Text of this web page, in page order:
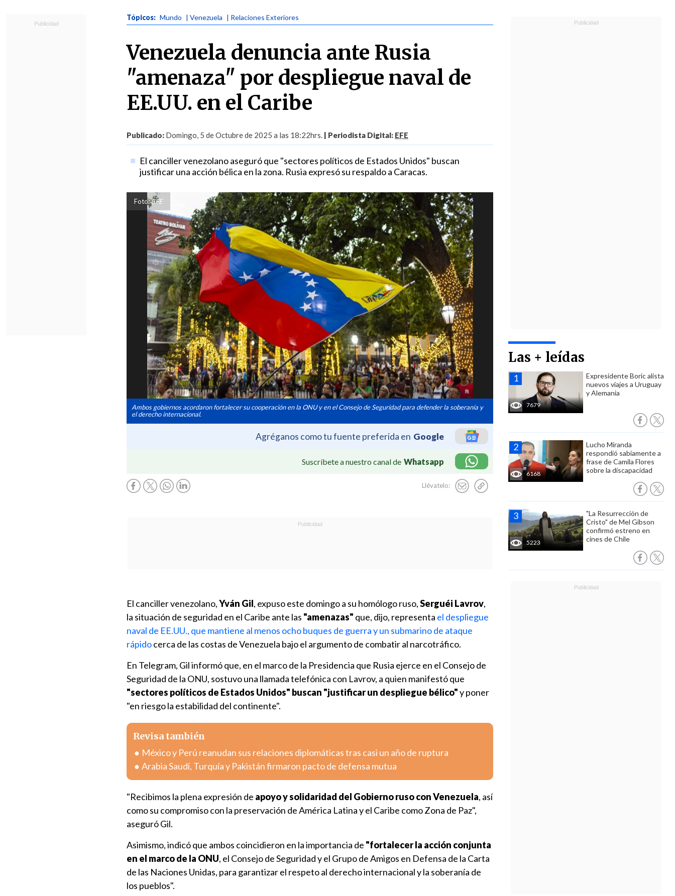
Tópicos: Mundo | Venezuela | Relaciones Exteriores
Venezuela denuncia ante Rusia
"amenaza" por despliegue naval de
EE.UU. en el Caribe
Publicado: Domingo, 5 de Octubre de 2025 a las 18:22hrs. | Periodista Digital: EFE
El canciller venezolano aseguró que "sectores políticos de Estados Unidos" buscan
justificar una acción bélica en la zona. Rusia expresó su respaldo a Caracas.
Foto:EFE
Ambos gobiernos acordaron fortalecer su cooperación en la ONU y en el Consejo de Seguridad para defender la soberanía y
el derecho internacional.
Agréganos como tu fuente preferida en Google
Suscríbete a nuestro canal de Whatsapp
Llévatelo:
Las + leídas
7679
Expresidente Boric alista
nuevos viajes a Uruguay
y Alemania
6168
Lucho Miranda
respondió sabiamente a
frase de Camila Flores
sobre la discapacidad
5223
"La Resurrección de
Cristo" de Mel Gibson
confirmó estreno en
cines de Chile
El canciller venezolano,Yván Gil, expuso este domingo a su homólogo ruso,Serguéi Lavrov,
la situación de seguridad en el Caribe ante las "amenazas" que, dijo, representa el despliegue
naval de EE.UU., que mantiene al menos ocho buques de guerra y un submarino de ataque
rápidocerca de las costas de Venezuela bajo el argumento de combatir al narcotráfico.
En Telegram, Gil informó que, en el marco de la Presidencia que Rusia ejerce en el Consejo de
Seguridad de la ONU, sostuvo una llamada telefónica con Lavrov, a quien manifestó que
"sectores políticos de Estados Unidos" buscan "justificar un despliegue bélico"y poner
"en riesgo la estabilidad del continente".
Revisa también
México y Perú reanudan sus relaciones diplomáticas tras casi un año de ruptura
Arabia Saudí, Turquía y Pakistán firmaron pacto de defensa mutua
"Recibimos la plena expresión de apoyo y solidaridad del Gobierno ruso con Venezuela, así
como su compromiso con la preservación de América Latina y el Caribe como Zona de Paz",
aseguró Gil.
Asimismo, indicó que ambos coincidieron en la importancia de "fortalecer la acción conjunta
en el marco de la ONU, el Consejo de Seguridad y el Grupo de Amigos en Defensa de la Carta
de las Naciones Unidas, para garantizar el respeto al derecho internacional y la soberanía de
los pueblos".